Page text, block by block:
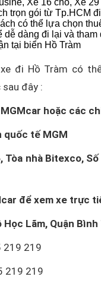
Xe 16 chỗ, Xe
trọn gói từ Tp.HCM đi
có thể lựa chọn
dễ dàng đi lại và tham
tại biển Hồ Tràm
xe đi Hồ Tràm có
đây :
hoặc các
quốc tế MGM
Tòa nhà Bitexco,
để xem xe trực
Lãm, Quận Bình
219 219
219 219